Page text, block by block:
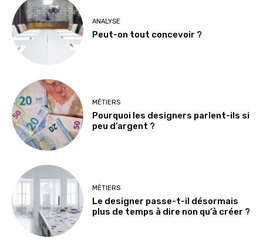
ANALYSE
Peut-on tout concevoir ?
MÉTIERS
Pourquoi les designers parlent-ils si
peu d’argent ?
MÉTIERS
Le designer passe-t-il désormais
plus de temps à dire non qu’à créer ?